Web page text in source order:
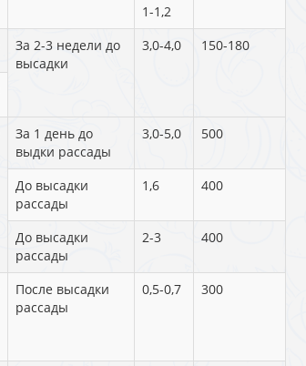
1-1,2
За 2-3 недели до
высадки
3,0-4,0 150-180
За 1 день до
выдки рассады
3,0-5,0 500
До высадки
рассады
1,6 400
До высадки
рассады
2-3 400
После высадки
рассады
0,5-0,7 300